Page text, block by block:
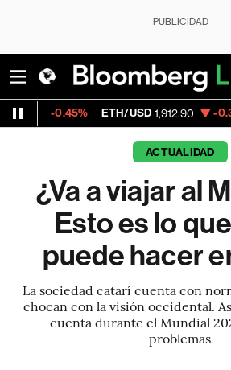
PUBLICIDAD
ETH/USD 1,912.90 -0.32% Visa
ACTUALIDAD
¿Va a viajar al
Esto es lo
puede hacer
La sociedad catarí cuenta con
chocan con la visión occidental.
cuenta durante el Mundial
problemas